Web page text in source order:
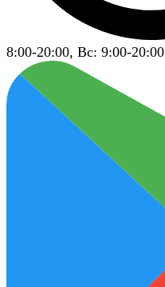
8:00-20:00, Вс: 9:00-20:00